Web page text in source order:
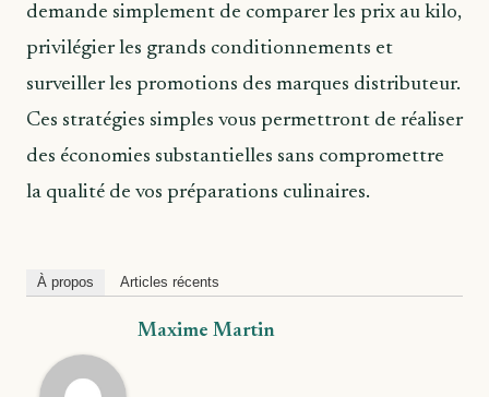
demande simplement de comparer les prix au kilo,
privilégier les grands conditionnements et
surveiller les promotions des marques distributeur.
Ces stratégies simples vous permettront de réaliser
des économies substantielles sans compromettre
la qualité de vos préparations culinaires.
À propos Articles récents
Maxime Martin